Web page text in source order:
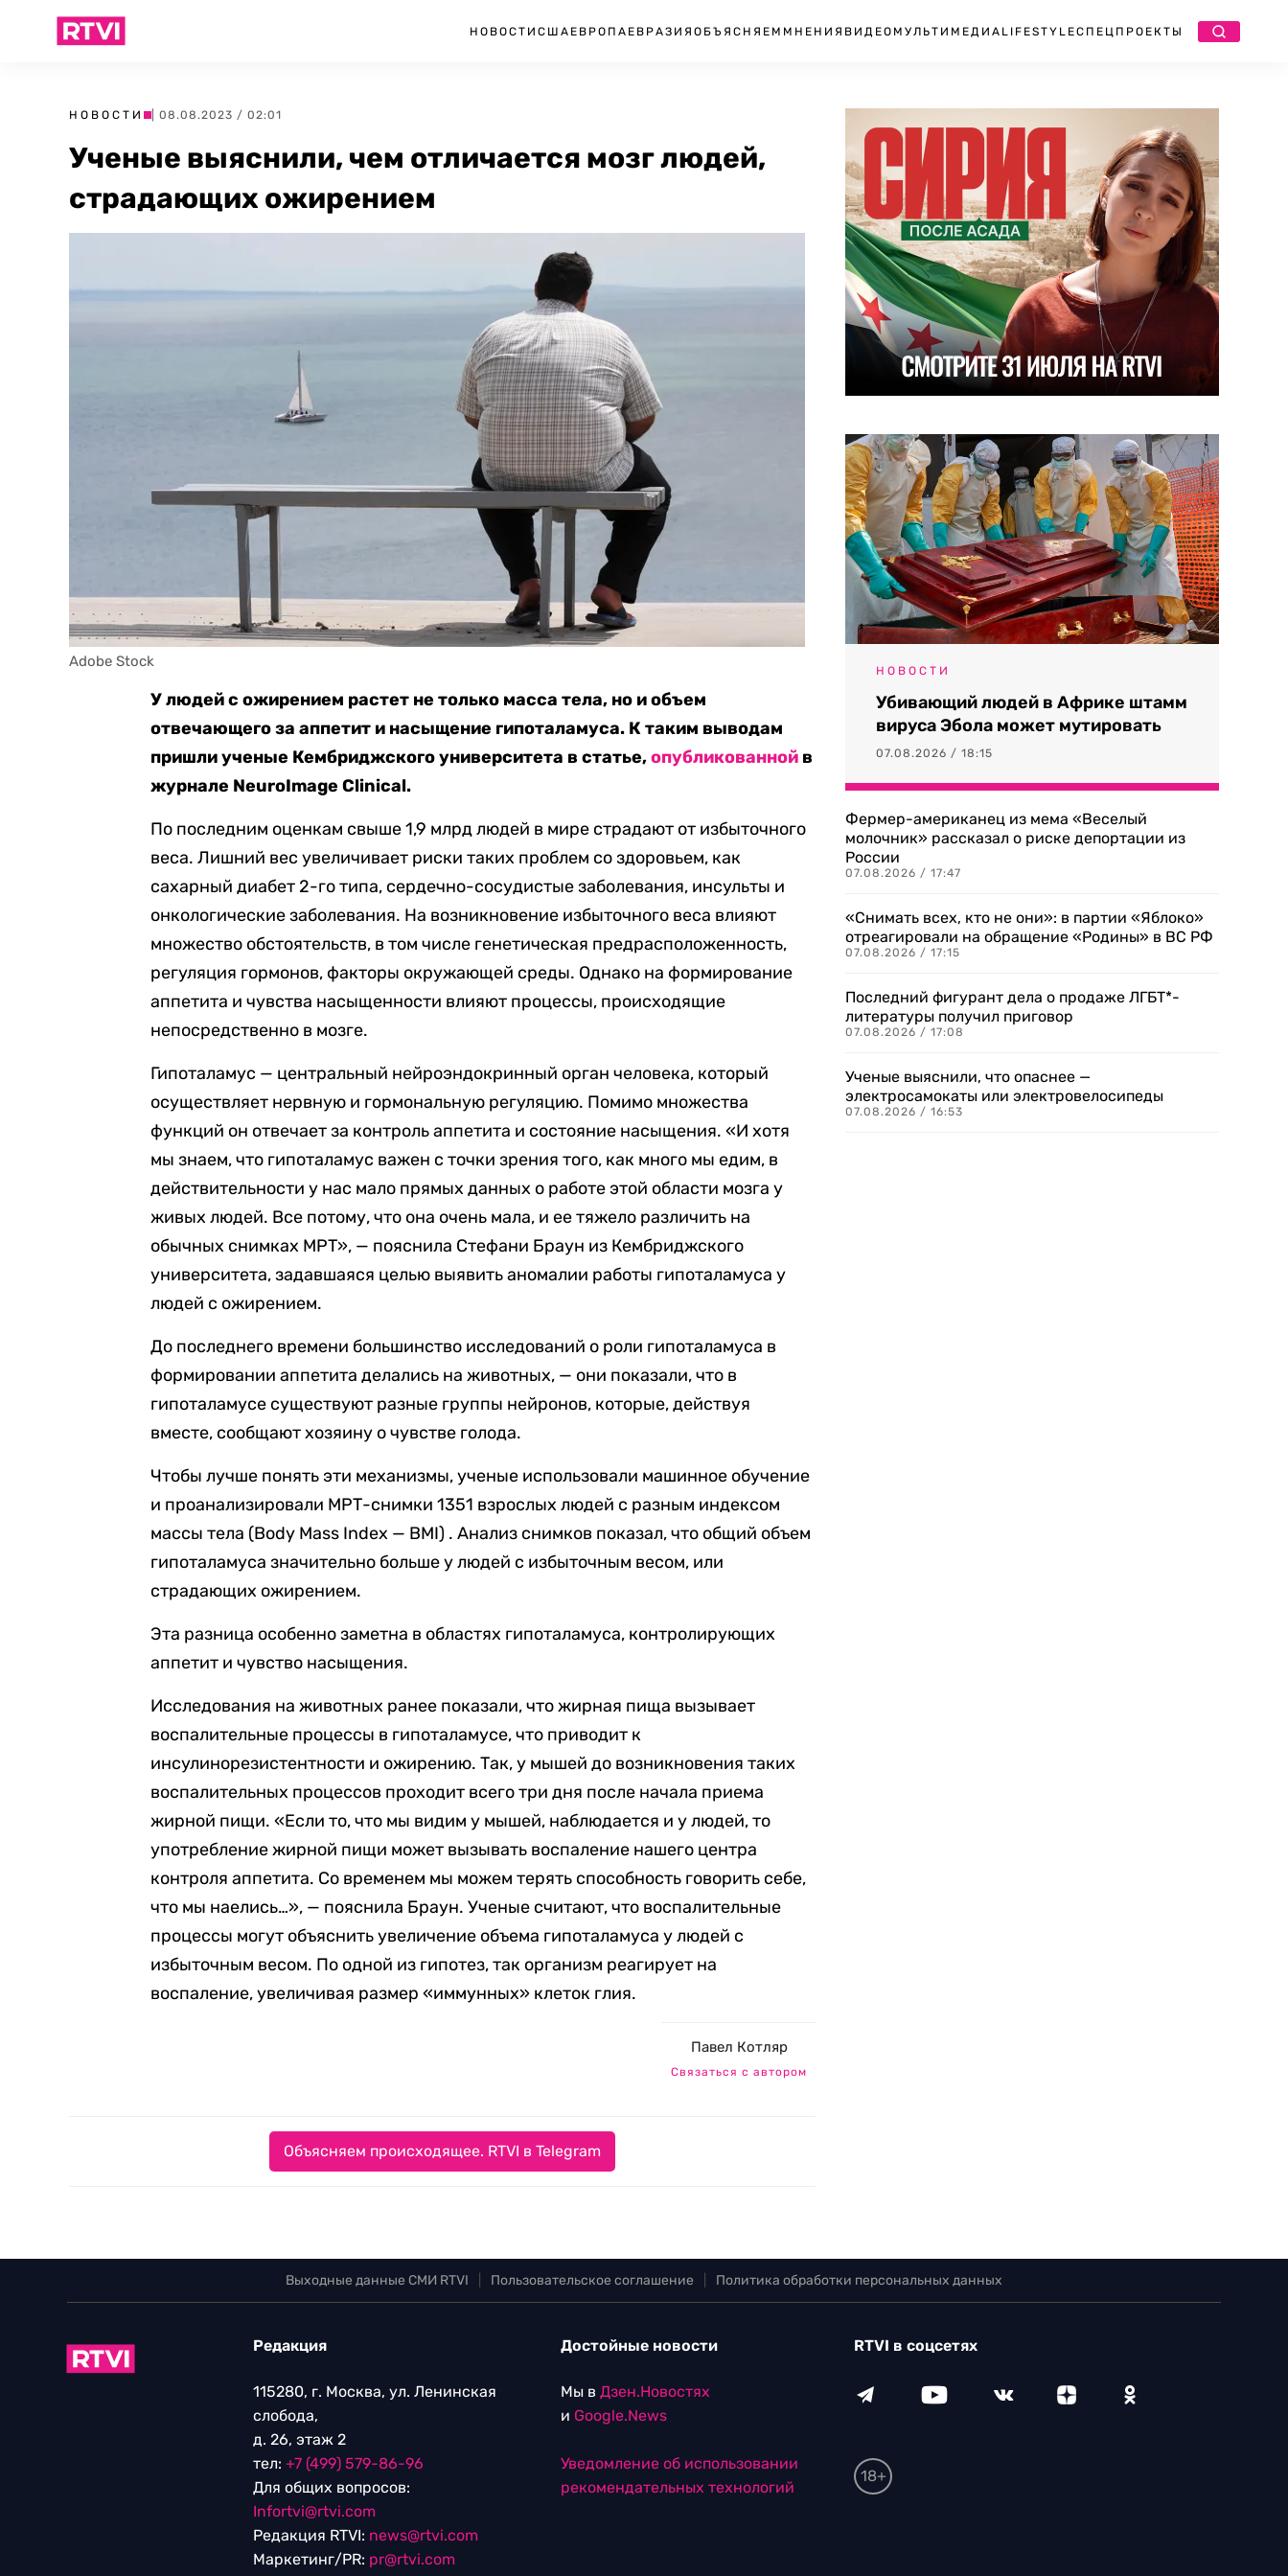
НОВОСТИ США ЕВРОПА ЕВРАЗИЯ ОБЪЯСНЯЕМ МНЕНИЯ ВИДЕО МУЛЬТИМЕДИА LIFESTYLEСПЕЦПРОЕКТЫ
НОВОСТИ | 08.08.2023 / 02:01
Ученые выяснили, чем отличается мозг людей,
страдающих ожирением
Adobe Stock
У людей с ожирением растет не только масса тела, но и объем
отвечающего за аппетит и насыщение гипоталамуса. К таким выводам
пришли ученые Кембриджского университета в статье,опубликованной в
журнале NeuroImage Clinical.
По последним оценкам свыше 1,9 млрд людей в мире страдают от избыточного
веса. Лишний вес увеличивает риски таких проблем со здоровьем, как
сахарный диабет 2-го типа, сердечно-сосудистые заболевания, инсульты и
онкологические заболевания. На возникновение избыточного веса влияют
множество обстоятельств, в том числе генетическая предрасположенность,
регуляция гормонов, факторы окружающей среды. Однако на формирование
аппетита и чувства насыщенности влияют процессы, происходящие
непосредственно в мозге.
Гипоталамус — центральный нейроэндокринный орган человека, который
осуществляет нервную и гормональную регуляцию. Помимо множества
функций он отвечает за контроль аппетита и состояние насыщения. «И хотя
мы знаем, что гипоталамус важен с точки зрения того, как много мы едим, в
действительности у нас мало прямых данных о работе этой области мозга у
живых людей. Все потому, что она очень мала, и ее тяжело различить на
обычных снимках МРТ», — пояснила Стефани Браун из Кембриджского
университета, задавшаяся целью выявить аномалии работы гипоталамуса у
людей с ожирением.
До последнего времени большинство исследований о роли гипоталамуса в
формировании аппетита делались на животных, — они показали, что в
гипоталамусе существуют разные группы нейронов, которые, действуя
вместе, сообщают хозяину о чувстве голода.
Чтобы лучше понять эти механизмы, ученые использовали машинное обучение
и проанализировали МРТ-снимки 1351 взрослых людей с разным индексом
массы тела (Body Mass Index — BMI) . Анализ снимков показал, что общий объем
гипоталамуса значительно больше у людей с избыточным весом, или
страдающих ожирением.
Эта разница особенно заметна в областях гипоталамуса, контролирующих
аппетит и чувство насыщения.
Исследования на животных ранее показали, что жирная пища вызывает
воспалительные процессы в гипоталамусе, что приводит к
инсулинорезистентности и ожирению. Так, у мышей до возникновения таких
воспалительных процессов проходит всего три дня после начала приема
жирной пищи. «Если то, что мы видим у мышей, наблюдается и у людей, то
употребление жирной пищи может вызывать воспаление нашего центра
контроля аппетита. Со временем мы можем терять способность говорить себе,
что мы наелись…», — пояснила Браун. Ученые считают, что воспалительные
процессы могут объяснить увеличение объема гипоталамуса у людей с
избыточным весом. По одной из гипотез, так организм реагирует на
воспаление, увеличивая размер «иммунных» клеток глия.
Павел Котляр
Связаться с автором
Объясняем происходящее. RTVI в Telegram
НОВОСТИ
Убивающий людей в Африке штамм
вируса Эбола может мутировать
07.08.2026 / 18:15
Фермер-американец из мема «Веселый
молочник» рассказал о риске депортации из
России
07.08.2026 / 17:47
«Снимать всех, кто не они»: в партии «Яблоко»
отреагировали на обращение «Родины» в ВС РФ
07.08.2026 / 17:15
Последний фигурант дела о продаже ЛГБТ*-
литературы получил приговор
07.08.2026 / 17:08
Ученые выяснили, что опаснее —
электросамокаты или электровелосипеды
07.08.2026 / 16:53
Выходные данные СМИ RTVI Пользовательское соглашение Политика обработки персональных данных
Редакция
115280, г. Москва, ул. Ленинская
слобода,
д. 26, этаж 2
тел: +7 (499) 579-86-96
Для общих вопросов:
Infortvi@rtvi.com
Редакция RTVI: news@rtvi.com
Маркетинг/PR: pr@rtvi.com
Достойные новости
Мы в Дзен.Новостях
и Google.News
Уведомление об использовании
рекомендательных технологий
RTVI в соцсетях
18+